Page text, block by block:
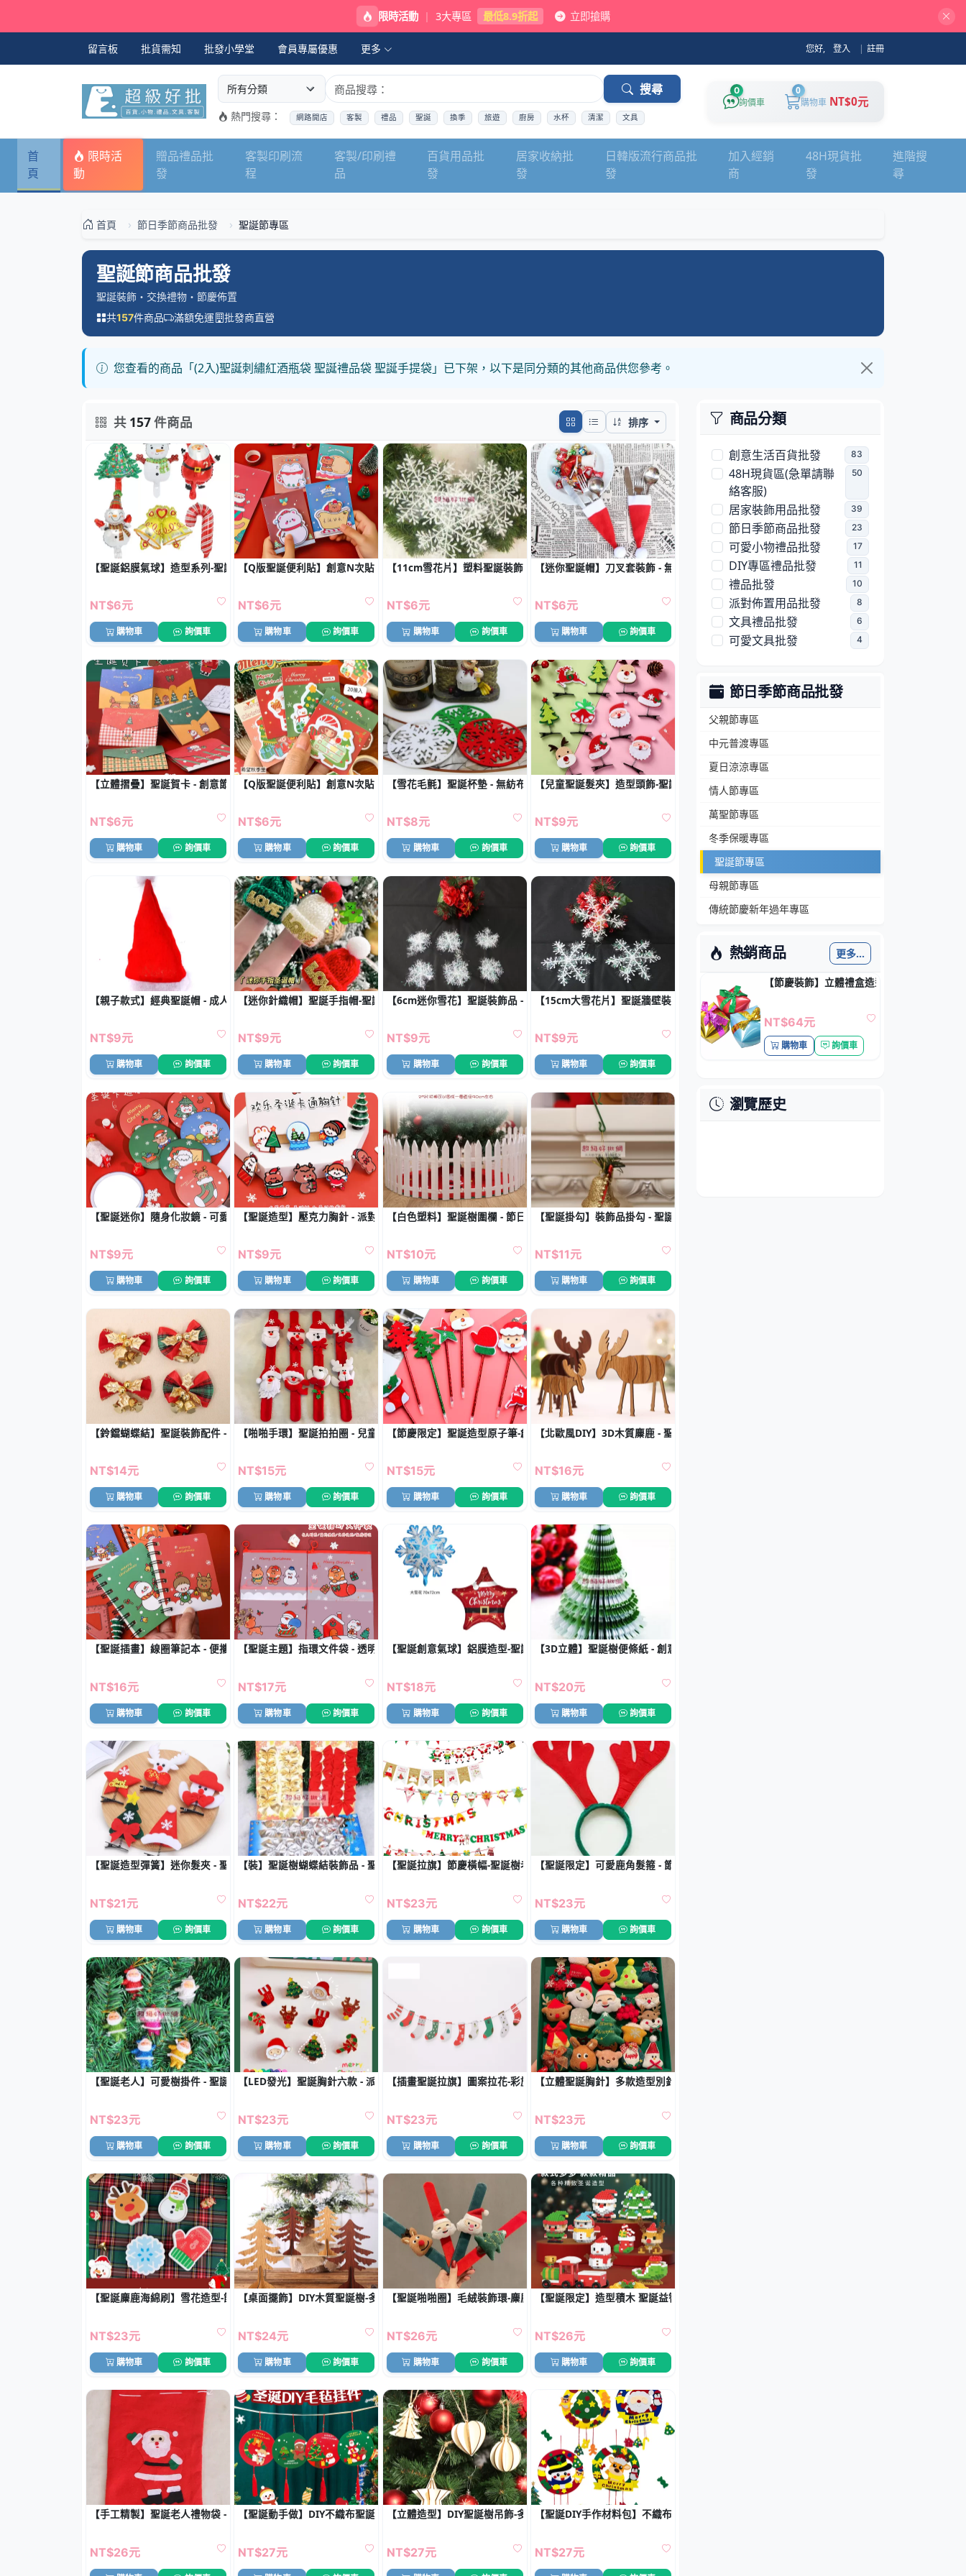
限時活動 | 3大專區 最低8.9折起 立即搶購
留言板 批貨需知 批發小學堂 會員專屬優惠 更多 您好, 登入 | 註冊
選擇商品分類
搜尋商品關鍵字 搜尋
熱門搜尋： 網路開店 客製 禮品 聖誕 換季 旅遊 廚房 水杯 清潔 文具
0
詢價車
0
購物車 NT$0元
首
頁
限時活
動
贈品禮品批
發
客製印刷流
程
客製/印刷禮
品
百貨用品批
發
居家收納批
發
日韓版流行商品批
發
加入經銷
商
48H現貨批
發
進階搜
尋
首頁 節日季節商品批發 聖誕節專區
聖誕節商品批發
聖誕裝飾・交換禮物・節慶佈置
共157件商品 滿額免運 批發商直營
您查看的商品「(2入)聖誕刺繡紅酒瓶袋 聖誕禮品袋 聖誕手提袋」已下架，以下是同分類的其他商品供您參考。
商品分類
創意生活百貨批發 83
48H現貨區(急單請聯
絡客服)
50
居家裝飾用品批發 39
節日季節商品批發 23
可愛小物禮品批發 17
DIY專區禮品批發 11
禮品批發 10
派對佈置用品批發 8
文具禮品批發 6
可愛文具批發 4
節日季節商品批發
父親節專區
中元普渡專區
夏日涼涼專區
情人節專區
萬聖節專區
冬季保暖專區
聖誕節專區
母親節專區
傳統節慶新年過年專區
熱銷商品 更多...
【節慶裝飾】立體禮盒造型鋁箔氣球 - 聖誕
NT$64元
購物車 詢價車
瀏覽歷史
共 157件商品 排序
【聖誕鋁膜氣球】造型系列-聖誕老人樹雪人
NT$6元
購物車 詢價車
【Q版聖誕便利貼】創意N次貼-聖誕氛圍造型
NT$6元
購物車 詢價車
【11cm雪花片】塑料聖誕裝飾 - 聖誕雪花配件 (3片)
NT$6元
購物車 詢價車
【迷你聖誕帽】刀叉套裝飾 - 無紡布酒瓶裝飾
NT$6元
購物車 詢價車
【立體摺疊】聖誕賀卡 - 創意節慶祝福卡
NT$6元
購物車 詢價車
【Q版聖誕便利貼】創意N次貼-雪人聖誕老人
NT$6元
購物車 詢價車
【雪花毛氈】聖誕杯墊 - 無紡布家居飾品
NT$8元
購物車 詢價車
【兒童聖誕髮夾】造型頭飾-聖誕樹麋鹿帽
NT$9元
購物車 詢價車
【親子款式】經典聖誕帽 - 成人兒童通用裝飾
NT$9元
購物車 詢價車
【迷你針織帽】聖誕手指帽-聖誕樹酒瓶毛線帽
NT$9元
購物車 詢價車
【6cm迷你雪花】聖誕裝飾品 - 雪花片配件 (6片)
NT$9元
購物車 詢價車
【15cm大雪花片】聖誕牆壁裝飾 - 飯店布置用品 (三片)
NT$9元
購物車 詢價車
【聖誕迷你】隨身化妝鏡 - 可愛便攜補妝鏡
NT$9元
購物車 詢價車
【聖誕造型】壓克力胸針 - 派對裝飾徽章
NT$9元
購物車 詢價車
【白色塑料】聖誕樹圍欄 - 節日佈景柵欄
NT$10元
購物車 詢價車
【聖誕掛勾】裝飾品掛勾 - 聖誕樹小掛件
NT$11元
購物車 詢價車
【鈴鐺蝴蝶結】聖誕裝飾配件 - 樹花環裝飾
NT$14元
購物車 詢價車
【啪啪手環】聖誕拍拍圈 - 兒童互動派對配件
NT$15元
購物車 詢價車
【節慶限定】聖誕造型原子筆-創意禮品文具
NT$15元
購物車 詢價車
【北歐風DIY】3D木質麋鹿 - 聖誕桌面擺飾
NT$16元
購物車 詢價車
【聖誕插畫】線圈筆記本 - 便攜空白記事本
NT$16元
購物車 詢價車
【聖誕主題】指環文件袋 - 透明收納袋
NT$17元
購物車 詢價車
【聖誕創意氣球】鋁膜造型-聖誕派對佈置必備
NT$18元
購物車 詢價車
【3D立體】聖誕樹便條紙 - 創意節日文具
NT$20元
購物車 詢價車
【聖誕造型彈簧】迷你髮夾 - 聖誕老人雪人聖誕樹髮飾
NT$21元
購物車 詢價車
【裝】聖誕樹蝴蝶結裝飾品 - 聖誕裝飾禮品組
NT$22元
購物車 詢價車
【聖誕拉旗】節慶橫幅-聖誕樹老人氛圍掛飾
NT$23元
購物車 詢價車
【聖誕限定】可愛鹿角髮箍 - 節日派對裝扮配飾
NT$23元
購物車 詢價車
【聖誕老人】可愛樹掛件 - 聖誕樹裝飾配件
NT$23元
購物車 詢價車
【LED發光】聖誕胸針六款 - 派對閃亮裝飾
NT$23元
購物車 詢價車
【插畫聖誕拉旗】圖案拉花-彩旗聖誕佈置旗幟
NT$23元
購物車 詢價車
【立體聖誕胸針】多款造型別針-聖誕老人雪人
NT$23元
購物車 詢價車
【聖誕麋鹿海綿刷】雪花造型-節慶清潔洗碗刷
NT$23元
購物車 詢價車
【桌面擺飾】DIY木質聖誕樹-多尺寸節慶裝飾
NT$24元
購物車 詢價車
【聖誕啪啪圈】毛絨裝飾環-麋鹿聖誕樹造型
NT$26元
購物車 詢價車
【聖誕限定】造型積木 聖誕益智拼裝DIY
NT$26元
購物車 詢價車
【手工精製】聖誕老人禮物袋 - 無紡布聖誕禮品袋
NT$26元
【聖誕動手做】DIY不織布聖誕節掛飾 小學禮品 美勞材料包
NT$27元
【立體造型】DIY聖誕樹吊飾-多款創意裝飾
NT$27元
【聖誕DIY手作材料包】不織布免縫立體聖誕花環 親子手作交換禮物 幼兒園教具玩具
NT$27元